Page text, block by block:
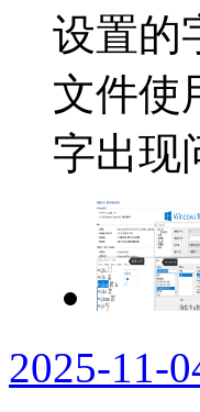
设置的
文件使
字出现
2025-11-